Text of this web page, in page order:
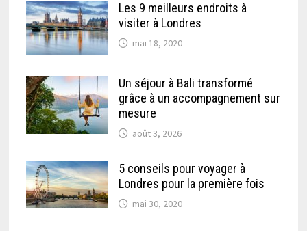
Les 9 meilleurs endroits à
visiter à Londres
mai 18, 2020
Un séjour à Bali transformé
grâce à un accompagnement sur
mesure
août 3, 2026
5 conseils pour voyager à
Londres pour la première fois
mai 30, 2020